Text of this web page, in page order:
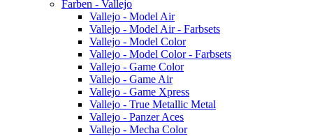
Farben - Vallejo
Vallejo - Model Air
Vallejo - Model Air - Farbsets
Vallejo - Model Color
Vallejo - Model Color - Farbsets
Vallejo - Game Color
Vallejo - Game Air
Vallejo - Game Xpress
Vallejo - True Metallic Metal
Vallejo - Panzer Aces
Vallejo - Mecha Color